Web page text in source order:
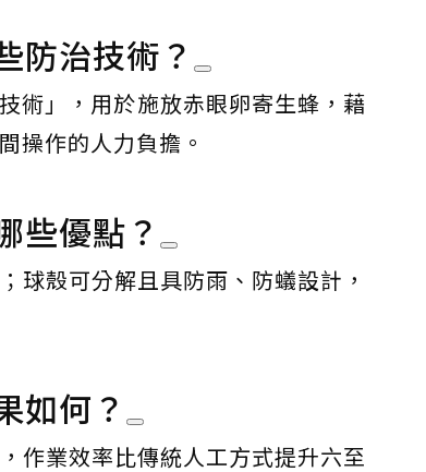
防治技術？
術」，用於施放赤眼卵寄生蜂，藉
操作的人力負擔。
些優點？
球殼可分解且具防雨、防蟻設計，
如何？
作業效率比傳統人工方式提升六至